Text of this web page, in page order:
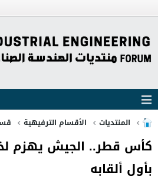
المنتديات الأقسام الترفيهية
كأس قطر.. الجيش يهزم
بأول ألقابه